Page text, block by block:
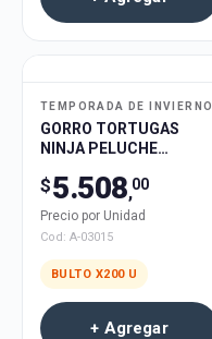
TEMPORADA DE INVIERNO
GORRO TORTUGAS
NINJA PELUCHE
200U
$5.508,00
Precio por Unidad
Cod: A-03015
BULTO X200 U
+ Agregar